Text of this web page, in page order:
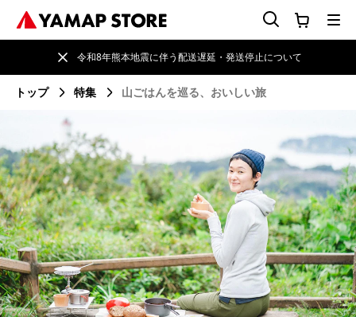
令和8年熊本地震に伴う配送遅延・発送停止について
トップ 特集 山ごはんを巡る、おいしい旅